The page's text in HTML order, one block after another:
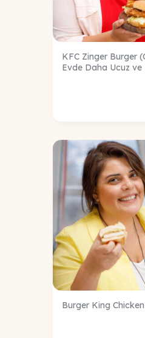
KFC Zinger Burger
Evde Daha Ucuz ve
Burger King